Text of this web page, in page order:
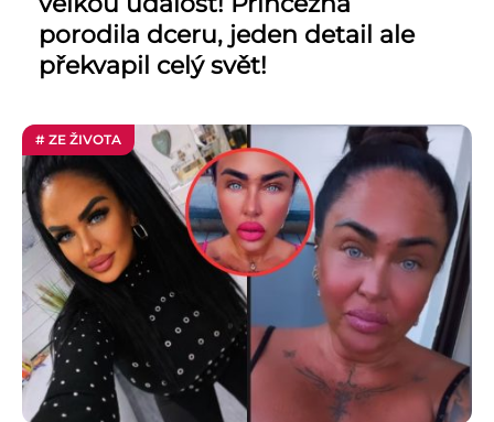
porodila dceru, jeden detail ale
překvapil celý svět!
# ZE ŽIVOTA